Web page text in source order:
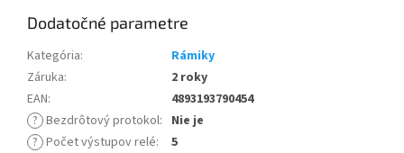
Dodatočné parametre
Kategória:
Rámiky
Záruka:
2 roky
EAN:
4893193790454
? Bezdrôtový protokol: Nie je
? Počet výstupov relé:
5